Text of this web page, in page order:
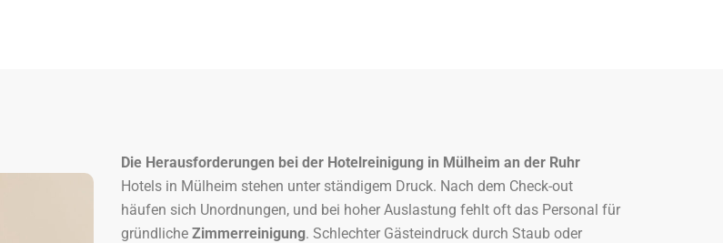
Die Herausforderungen bei der Hotelreinigung in Mülheim an der Ruhr
Hotels in Mülheim stehen unter ständigem Druck. Nach dem Check-out
häufen sich Unordnungen, und bei hoher Auslastung fehlt oft das Personal für
gründliche Zimmerreinigung. Schlechter Gästeindruck durch Staub oder